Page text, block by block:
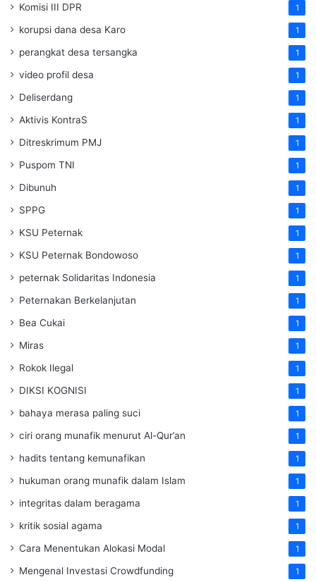
Komisi III DPR 1
korupsi dana desa Karo 1
perangkat desa tersangka 1
video profil desa 1
Deliserdang 1
Aktivis KontraS 1
Ditreskrimum PMJ 1
Puspom TNI 1
Dibunuh 1
SPPG 1
KSU Peternak 1
KSU Peternak Bondowoso 1
peternak Solidaritas Indonesia 1
Peternakan Berkelanjutan 1
Bea Cukai 1
Miras 1
Rokok Ilegal 1
DIKSI KOGNISI 1
bahaya merasa paling suci 1
ciri orang munafik menurut Al-Qur’an 1
hadits tentang kemunafikan 1
hukuman orang munafik dalam Islam 1
integritas dalam beragama 1
kritik sosial agama 1
Cara Menentukan Alokasi Modal 1
Mengenal Investasi Crowdfunding 1